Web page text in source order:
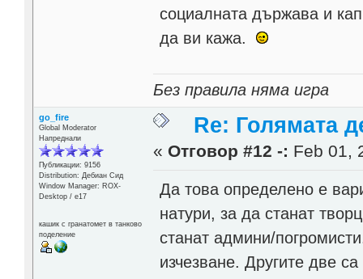
социалната държава и
да ви кажа.
Без правила няма игра
go_fire
Global Moderator
Напреднали
Публикации: 9156
Distribution: Дебиан Сид
Window Manager: ROX-
Desktop / е17
кашик с гранатомет в танково
поделение
Re: Голямата
« Отговор #12 -: Feb 01,
Да това определено е
натури, за да станат
станат админи/
изчезване. Другите две